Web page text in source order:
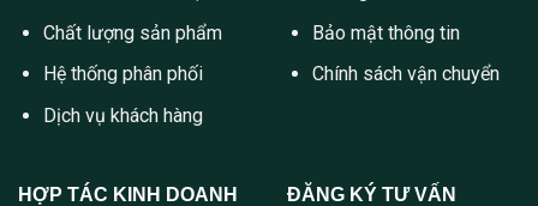
Chất lượng sản phẩm
Hệ thống phân phối
Dịch vụ khách hàng
Bảo mật thông tin
Chính sách vận chuyển
HỢP TÁC KINH DOANH ĐĂNG KÝ TƯ VẤN